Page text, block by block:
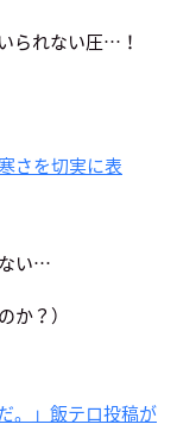
ポルコ・ガリアード
られない圧…！
さを切実に表
い…
か？）
。」飯テロ投稿が